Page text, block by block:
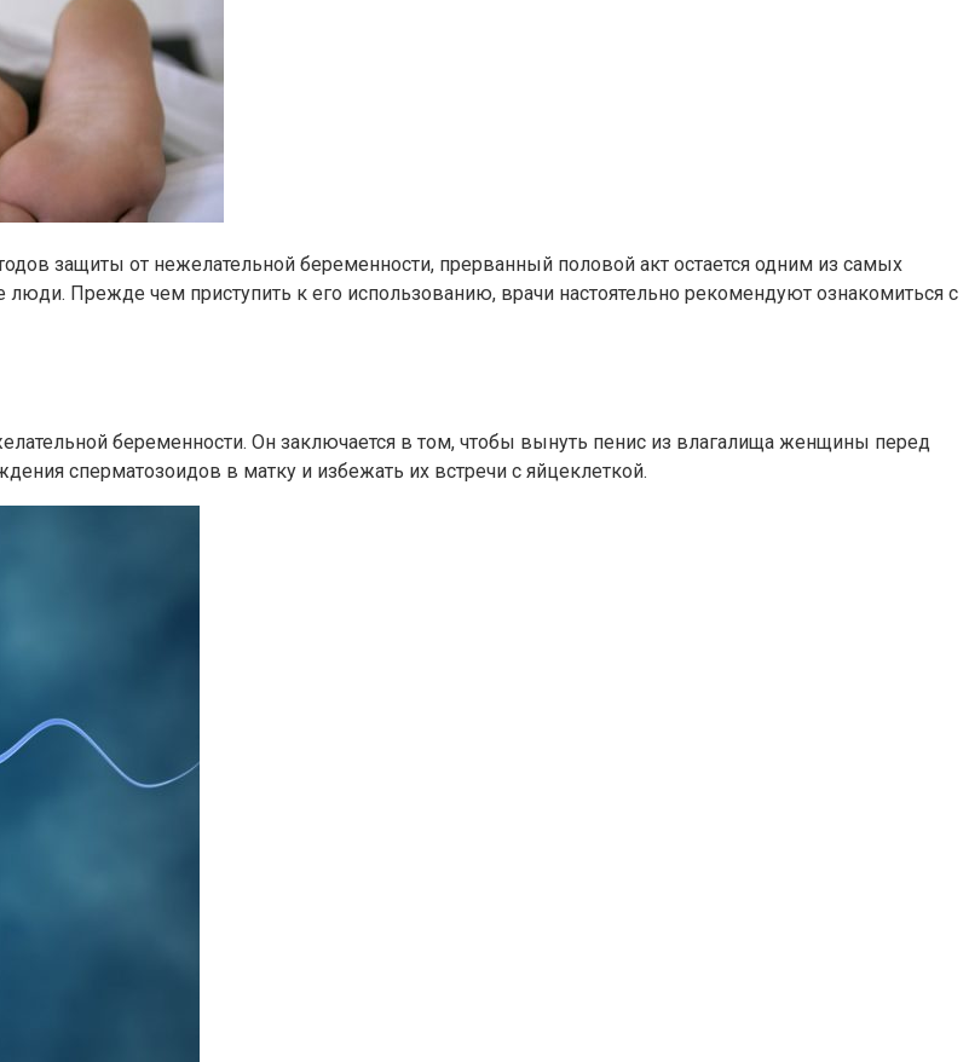
защиты от нежелательной беременности, прерванный половой акт остается одним из самых
Прежде чем приступить к его использованию, врачи настоятельно рекомендуют ознакомиться с
беременности. Он заключается в том, чтобы вынуть пенис из влагалища женщины перед
сперматозоидов в матку и избежать их встречи с яйцеклеткой.